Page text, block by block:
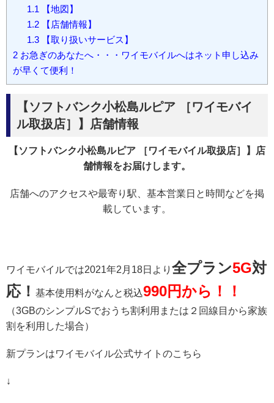
1.1【地図】
1.2【店舗情報】
1.3【取り扱いサービス】
2 お急ぎのあなたへ・・・ワイモバイルへはネット申し込み
が早くて便利！
【ソフトバンク小松島ルピア ［ワイモバイ
ル取扱店］】店舗情報
【ソフトバンク小松島ルピア ［ワイモバイル取扱店］】店
舗情報をお届けします。
店舗へのアクセスや最寄り駅、基本営業日と時間などを掲
載しています。
ワイモバイルでは2021年2月18日より 全プラン5G対
応！ 基本使用料がなんと税込990円から！！
（3GBのシンプルSでおうち割利用または２回線目から家族
割を利用した場合）
新プランはワイモバイル公式サイトのこちら
↓